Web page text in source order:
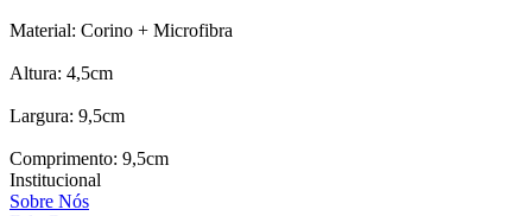
Material: Corino + Microfibra
Altura: 4,5cm
Largura: 9,5cm
Comprimento: 9,5cm
Institucional
Sobre Nós